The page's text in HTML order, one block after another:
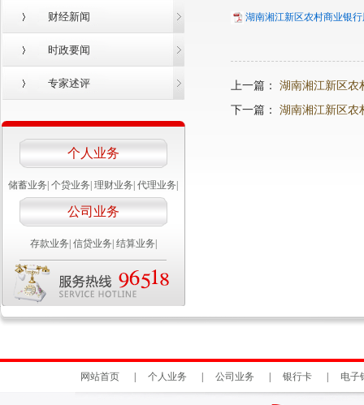
财经新闻
时政要闻
专家述评
个人业务
储蓄业务 个贷业务 理财业务 代理业务
公司业务
存款业务 信贷业务 结算业务
湖南湘江新区农村商业银
上一篇： 湖南湘江新区农
下一篇： 湖南湘江新区农
网站首页 个人业务 公司业务 银行卡 电子